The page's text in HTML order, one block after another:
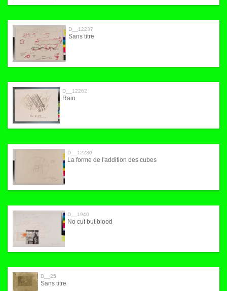
D__12237
Sans titre
D__12262
Rain
D__12230
La forme de l'addition des cubes
D__1940
No cut but blood
D__25
Sans titre